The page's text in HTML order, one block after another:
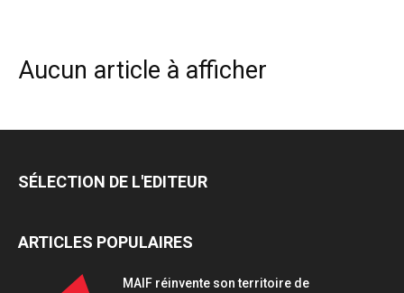
Aucun article à afficher
SÉLECTION DE L'EDITEUR
ARTICLES POPULAIRES
MAIF réinvente son territoire de